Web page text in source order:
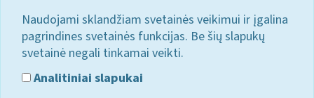
Naudojami sklandžiam svetainės veikimui ir įgalina
pagrindines svetainės funkcijas. Be šių slapukų
svetainė negali tinkamai veikti.
Analitiniai slapukai